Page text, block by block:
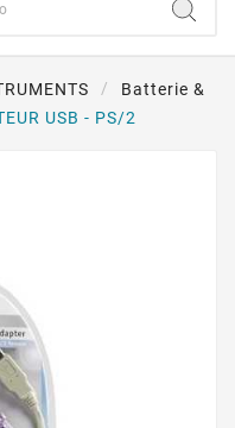
Batterie &
USB - PS/2